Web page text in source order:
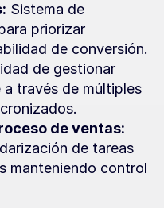
Sistema de
priorizar
de conversión.
de gestionar
través de múltiples
de ventas:
de tareas
manteniendo control